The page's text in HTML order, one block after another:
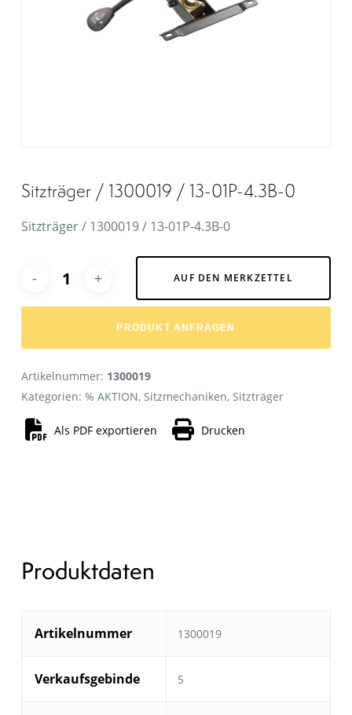
Sitzträger / 1300019 / 13-01P-4.3B-0
Sitzträger / 1300019 / 13-01P-4.3B-0
AUF DEN MERKZETTEL
PRODUKT ANFRAGEN
Artikelnummer: 1300019
Kategorien: % AKTION, Sitzmechaniken, Sitzträger
Als PDF exportieren Drucken
Produktdaten
Artikelnummer 1300019
Verkaufsgebinde 5